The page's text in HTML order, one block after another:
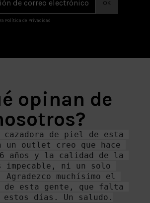
Política de Privacidad
opinan de
cazadora de piel de esta
un outlet creo que hace
6 años y la calidad de la
impecable, ni un solo
Agradezco muchísimo el
de esta gente, que falta
estos días. Un saludo.